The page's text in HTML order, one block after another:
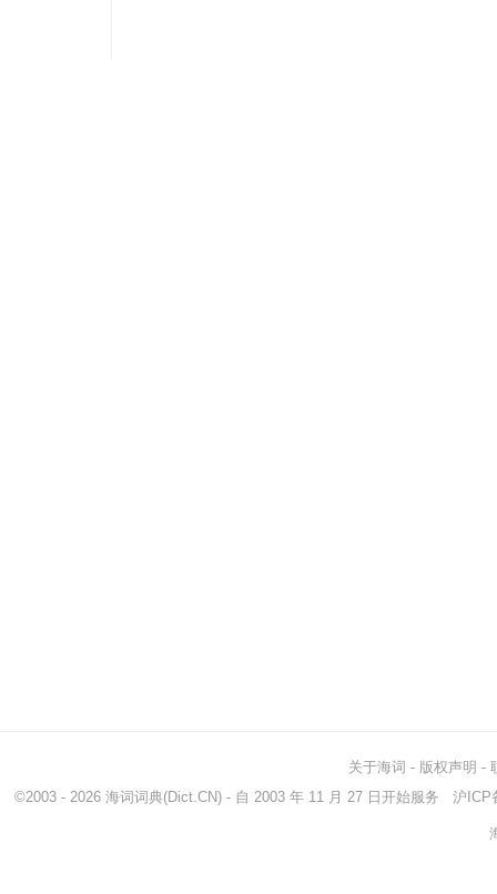
关于海词 - 版权声明 -
©2003 - 2026 海词词典(Dict.CN) - 自 2003 年 11 月 27 日开始服务 沪ICP